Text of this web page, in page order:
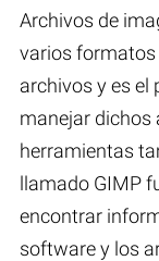
Archivos de
varios formatos
archivos y es
manejar dichos
herramientas
llamado GIMP
encontrar
software y los